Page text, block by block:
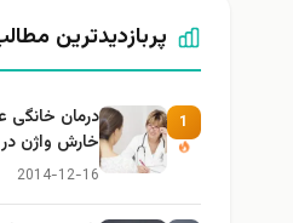
پربازدیدترین
1
درمان خانگی
خارش واژن در
ایمن و کاربردی
2014-12-16